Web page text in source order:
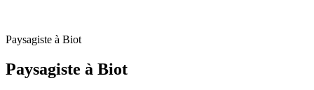
Paysagiste à Biot
Paysagiste à Biot